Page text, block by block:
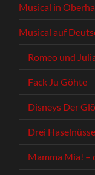
Musical in
Musical auf
Romeo und
Fack Ju Göhte
Disneys Der
Drei
Mamma Mia! –